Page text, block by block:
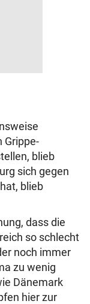
Grippe-
blieb
sich gegen
blieb
dass die
so schlecht
noch immer
zu wenig
Dänemark
hier zur